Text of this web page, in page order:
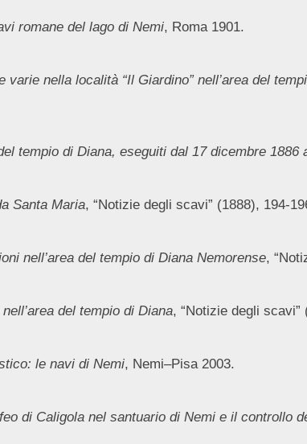
romane del lago di Nemi, Roma 1901.
varie nella località “Il Giardino” nell’area del
tempio di Diana, eseguiti dal 17 dicembre 1886
Santa Maria, “Notizie degli scavi” (1888), 194-
nell’area del tempio di Diana Nemorense,
del tempio di Diana, “Notizie degli scavi”
le navi di Nemi, Nemi–Pisa 2003.
di Caligola nel santuario di Nemi e il controllo